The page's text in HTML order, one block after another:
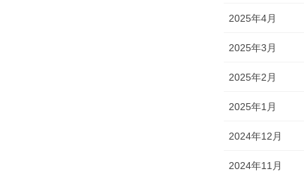
2025年4月
2025年3月
2025年2月
2025年1月
2024年12月
2024年11月